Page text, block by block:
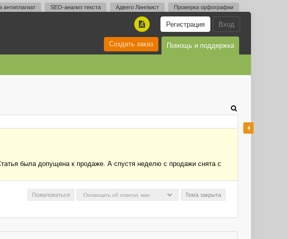
антиплагиат SEO-анализ текста Адвего Лингвист Проверка орфографии
Вход
Регистрация
A
Помощь и поддержка
Создать заказ
была допущена к продаже. А спустя неделю с продажи снята с
Тема закрыта
Пожаловаться